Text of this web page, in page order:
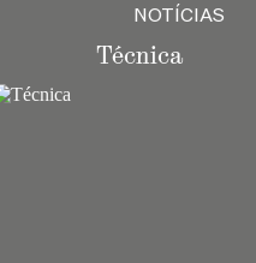
NOTÍCIAS
Técnica